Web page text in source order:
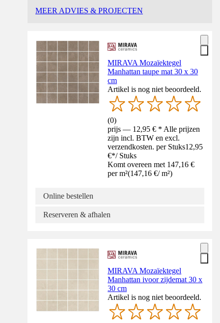
MEER ADVIES & PROJECTEN
MIRAVA Mozaïektegel
Manhattan taupe mat 30 x 30
cm
Artikel is nog niet beoordeeld.
(0)
prijs — 12,95 € * Alle prijzen
zijn incl. BTW en excl.
verzendkosten. per Stuks12,95
€*/ Stuks
Komt overeen met 147,16 €
per m²(147,16 €/ m²)
Online bestellen
Reserveren & afhalen
MIRAVA Mozaïektegel
Manhattan ivoor zijdemat 30 x
30 cm
Artikel is nog niet beoordeeld.